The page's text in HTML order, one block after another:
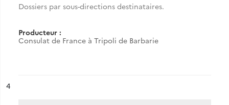
Dossiers par sous-directions destinataires.
Producteur :
Consulat de France à Tripoli de Barbarie
n°
4